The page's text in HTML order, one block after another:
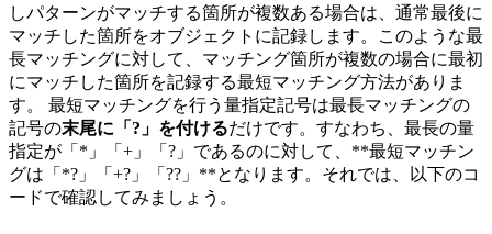
しパターンがマッチする箇所が複数ある場合は、通常最後に
マッチした箇所をオブジェクトに記録します。このような最
長マッチングに対して、マッチング箇所が複数の場合に最初
にマッチした箇所を記録する最短マッチング方法がありま
す。 最短マッチングを行う量指定記号は最長マッチングの
記号の末尾に「?」を付けるだけです。すなわち、最長の量
指定が「*」「+」「?」であるのに対して、**最短マッチン
グは「*?」「+?」「??」**となります。それでは、以下のコ
ードで確認してみましょう。